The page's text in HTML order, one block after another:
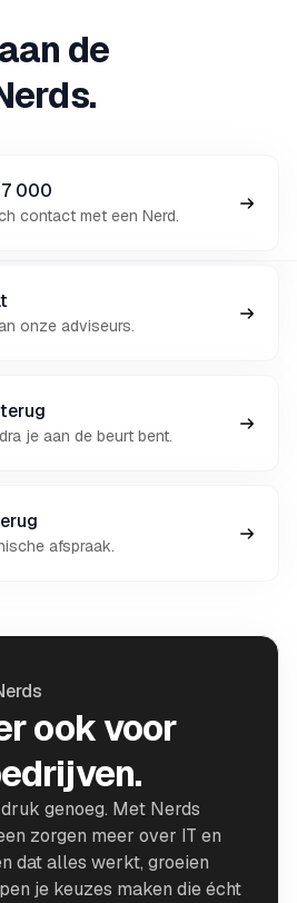
de
000
contact met een Nerd.
onze adviseurs.
je aan de beurt bent.
afspraak.
ook voor
genoeg. Met Nerds
zorgen meer over IT en
dat alles werkt, groeien
je keuzes maken die écht